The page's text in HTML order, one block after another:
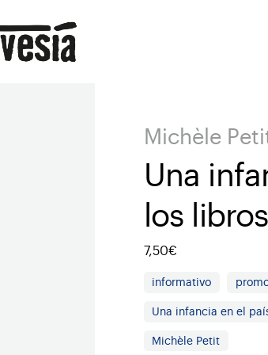
Michèle
Una
los libros
7,50€
informativo
Una infancia en el
Michèle Petit